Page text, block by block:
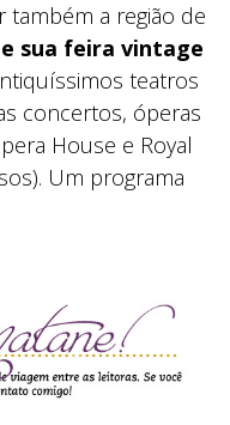
também a região de
sua feira vintage
teatros
concertos, óperas
House e Royal
Um programa